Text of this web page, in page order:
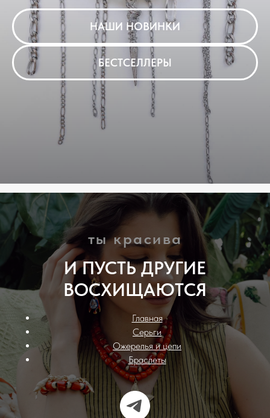
НАШИ НОВИНКИ
БЕСТСЕЛЛЕРЫ
ты красива
И ПУСТЬ ДРУГИЕ
ВОСХИЩАЮТСЯ
Главная
Серьги
Ожерелья и цепи
Браслеты